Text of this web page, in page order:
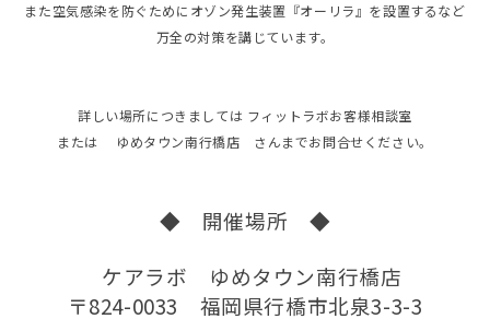
また空気感染を防ぐためにオゾン発生装置『オーリラ』を設置するなど
万全の対策を講じています。
詳しい場所につきましては フィットラボお客様相談室
または ゆめタウン南行橋店 さんまでお問合せください。
◆ 開催場所 ◆
ケアラボ ゆめタウン南行橋店
〒824-0033 福岡県行橋市北泉3-3-3